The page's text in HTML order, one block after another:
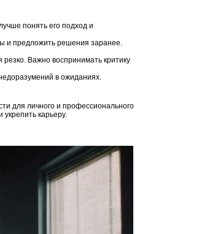
понять его подход и
и предложить решения заранее.
Важно воспринимать критику
в ожиданиях.
для личного и профессионального
карьеру.